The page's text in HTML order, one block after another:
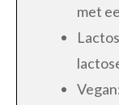
met